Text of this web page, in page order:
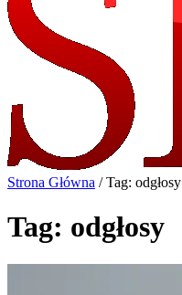
Strona Główna / Tag: odgłosy
Tag: odgłosy